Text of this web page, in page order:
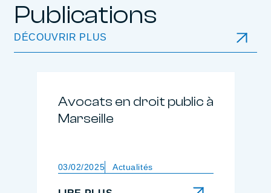
Publications
DÉCOUVRIR PLUS
Avocats en droit public à
Marseille
03/02/2025 Actualités